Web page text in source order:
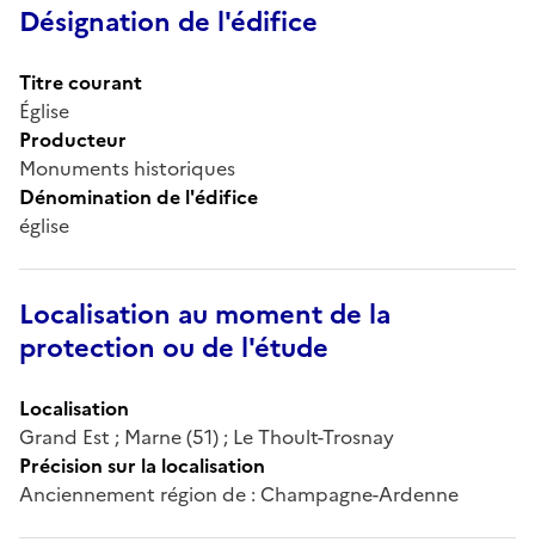
Désignation de l'édifice
Titre courant
Église
Producteur
Monuments historiques
Dénomination de l'édifice
église
Localisation au moment de la
protection ou de l'étude
Localisation
Grand Est ; Marne (51) ; Le Thoult-Trosnay
Précision sur la localisation
Anciennement région de : Champagne-Ardenne